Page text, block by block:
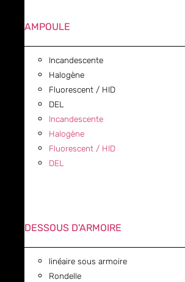
AMPOULE
Incandescente
Halogène
Fluorescent / HID
DEL
Incandescente
Halogène
Fluorescent / HID
DEL
DESSOUS D'ARMOIRE
linéaire sous armoire
Rondelle